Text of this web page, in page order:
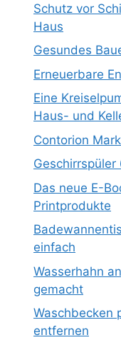
Schutz vor
Haus
Gesundes
Erneuerbare
Eine
Haus- und
Contorion
Das neue E-
Printprodukte
einfach
Wasserhahn
gemacht
Waschbecken
entfernen